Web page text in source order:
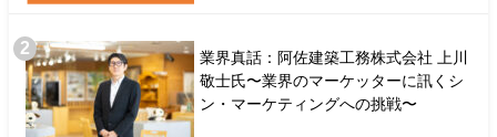
業界真話：阿佐建築工務株式会社 上川
敬士氏〜業界のマーケッターに訊くシ
ン・マーケティングへの挑戦〜